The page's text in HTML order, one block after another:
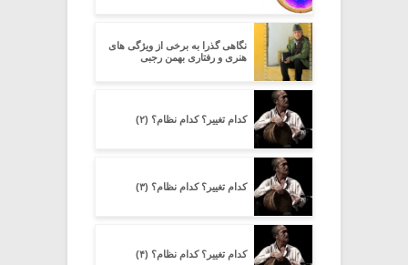
نگاهی گذرا به برخی از ویژگی های
هنری و رفتاری بهمن رجبی
کدام تغییر؟ کدام نظام؟ (۲)
کدام تغییر؟ کدام نظام؟ (۳)
کدام تغییر؟ کدام نظام؟ (۴)